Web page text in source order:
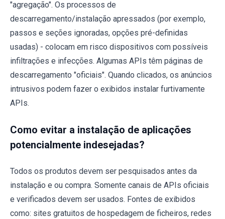
"agregação". Os processos de
descarregamento/instalação apressados (por exemplo,
passos e seções ignoradas, opções pré-definidas
usadas) - colocam em risco dispositivos com possíveis
infiltrações e infecções. Algumas APIs têm páginas de
descarregamento "oficiais". Quando clicados, os anúncios
intrusivos podem fazer o exibidos instalar furtivamente
APIs.
Como evitar a instalação de aplicações
potencialmente indesejadas?
Todos os produtos devem ser pesquisados antes da
instalação e ou compra. Somente canais de APIs oficiais
e verificados devem ser usados. Fontes de exibidos
como: sites gratuitos de hospedagem de ficheiros, redes